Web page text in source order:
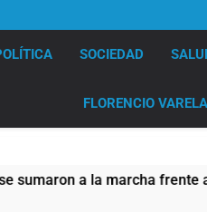
SOCIEDAD
FLORENCIO VARELA
a la marcha frente al